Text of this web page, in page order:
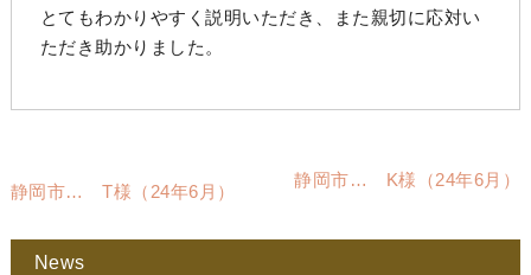
とてもわかりやすく説明いただき、また親切に応対い
ただき助かりました。
静岡市… T様（24年6月）
静岡市… K様（24年6月）
News